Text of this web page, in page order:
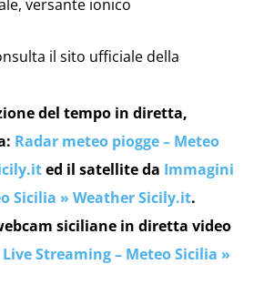
versante ionico
il sito ufficiale della
del tempo in diretta,
Radar meteo piogge – Meteo
ed il satellite da Immagini
Sicilia » Weather Sicily.it.
siciliane in diretta video
Streaming – Meteo Sicilia »